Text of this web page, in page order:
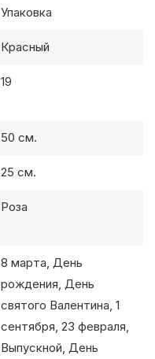
Упаковка
Красный
19
50 см.
25 см.
Роза
8 марта, День
рождения, День
святого Валентина, 1
сентября, 23 февраля,
Выпускной, День